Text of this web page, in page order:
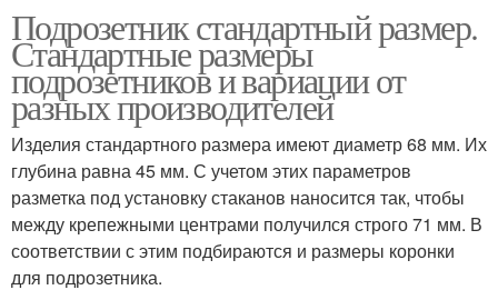
Подрозетник стандартный размер.
Стандартные размеры
подрозетников и вариации от
разных производителей
Изделия стандартного размера имеют диаметр 68 мм. Их
глубина равна 45 мм. С учетом этих параметров
разметка под установку стаканов наносится так, чтобы
между крепежными центрами получился строго 71 мм. В
соответствии с этим подбираются и размеры коронки
для подрозетника.